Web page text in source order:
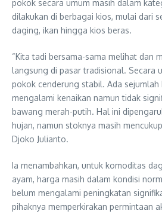
pokok secara umum masih dalam
dilakukan di berbagai kios, mulai dari
daging, ikan hingga kios beras.
“Kita tadi bersama-sama melihat dan
langsung di pasar tradisional. Secara
pokok cenderung stabil. Ada sejumlah
mengalami kenaikan namun tidak
bawang merah-putih. Hal ini
hujan, namun stoknya masih
Djoko Julianto.
Ia menambahkan, untuk komoditas
ayam, harga masih dalam kondisi
belum mengalami peningkatan
pihaknya memperkirakan permintaan